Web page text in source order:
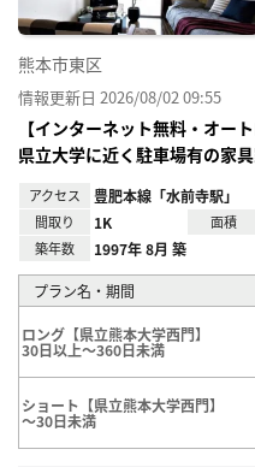
熊本市東区
情報更新日 2026/08/02 09:55
【インターネット無料・オー
県立大学に近く駐車場有の家
アクセス 豊肥本線「水前寺駅」
間取り 1K 面積
築年数 1997年 8月 築
プラン名・期間
ロング【県立熊本大学西門】
30日以上～360日未満
ショート【県立熊本大学西門】
～30日未満